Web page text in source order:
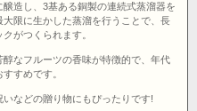
造し、3基ある銅製の連続式蒸溜器を
限に生かした蒸溜を行うことで、長
がつくられます。
なフルーツの香味が特徴的で、年代
すめです。
などの贈り物にもぴったりです!